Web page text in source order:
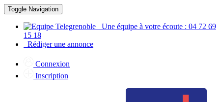
Toggle Navigation
Une équipe à votre écoute : 04 72 69
15 18
Rédiger une annonce
Connexion
Inscription